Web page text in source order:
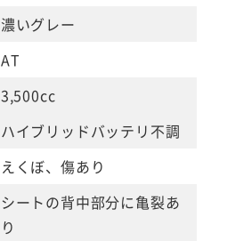
濃いグレー
AT
3,500cc
ハイブリッドバッテリ不調
えくぼ、傷あり
シートの背中部分に亀裂あ
り